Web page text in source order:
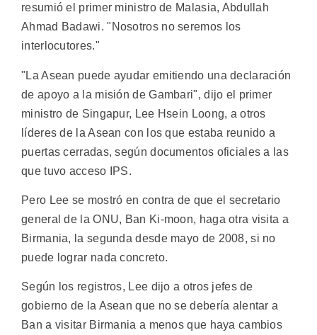
resumió el primer ministro de Malasia, Abdullah
Ahmad Badawi. "Nosotros no seremos los
interlocutores."
"La Asean puede ayudar emitiendo una declaración
de apoyo a la misión de Gambari", dijo el primer
ministro de Singapur, Lee Hsein Loong, a otros
líderes de la Asean con los que estaba reunido a
puertas cerradas, según documentos oficiales a las
que tuvo acceso IPS.
Pero Lee se mostró en contra de que el secretario
general de la ONU, Ban Ki-moon, haga otra visita a
Birmania, la segunda desde mayo de 2008, si no
puede lograr nada concreto.
Según los registros, Lee dijo a otros jefes de
gobierno de la Asean que no se debería alentar a
Ban a visitar Birmania a menos que haya cambios